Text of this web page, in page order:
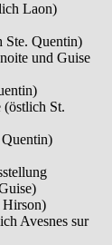
Laon)
Ste. Quentin)
und Guise
St.
Hirson)
Avesnes sur